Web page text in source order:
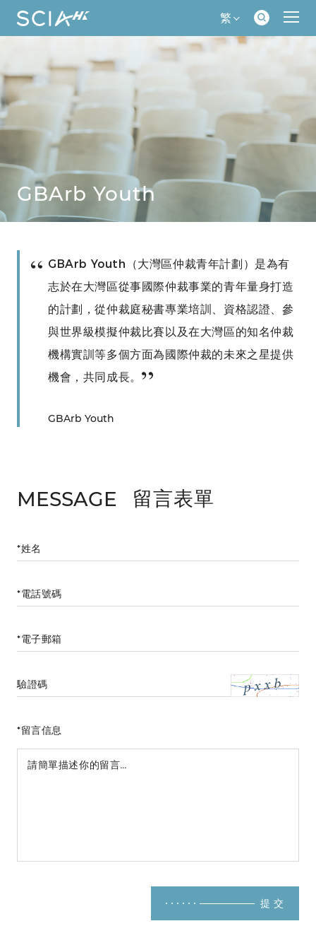
繁
GBArb Youth
GBArb Youth（大灣區仲裁青年計劃）是為有
志於在大灣區從事國際仲裁事業的青年量身打造
的計劃，從仲裁庭秘書專業培訓、資格認證、參
與世界級模擬仲裁比賽以及在大灣區的知名仲裁
機構實訓等多個方面為國際仲裁的未來之星提供
機會，共同成長。
GBArb Youth
MESSAGE 留言表單
*姓名
*電話號碼
*電子郵箱
驗證碼
*留言信息
提 交